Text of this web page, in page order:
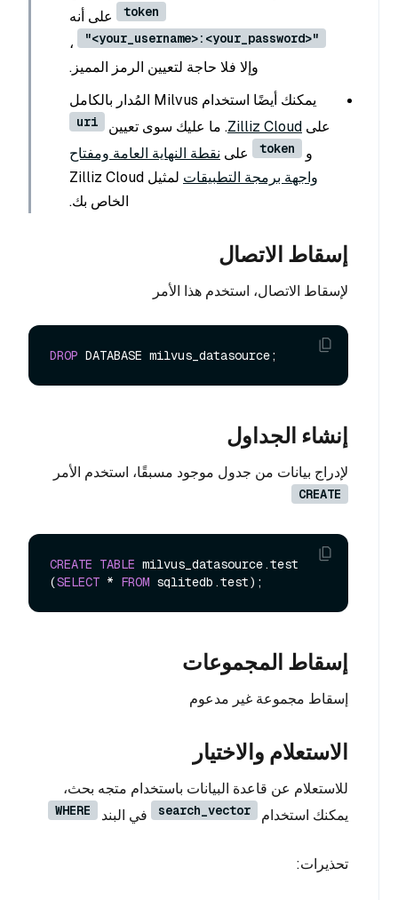
token على أنه
"<your_username>:<your_password>"
،
وإلا فلا حاجة لتعيين الرمز المميز.
يمكنك أيضًا استخدام Milvus المُدار بالكامل
علىZilliz Cloud. ما عليك سوى تعيين uri
و token على نقطة النهاية العامة ومفتاح
واجهة برمجة التطبيقات
لمثيل Zilliz Cloud
الخاص بك.
إسقاط الاتصال
لإسقاط الاتصال، استخدم هذا الأمر
DROP
إنشاء الجداول
لإدراج بيانات من جدول موجود مسبقًا، استخدم الأمر
CREATE
CREATE TABLE milvus_datasource.test
(SELECT * FROM
إسقاط المجموعات
إسقاط مجموعة غير مدعوم
الاستعلام والاختيار
للاستعلام عن قاعدة البيانات باستخدام متجه بحث،
يمكنك استخدام
search_vector في البند WHERE
تحذيرات: